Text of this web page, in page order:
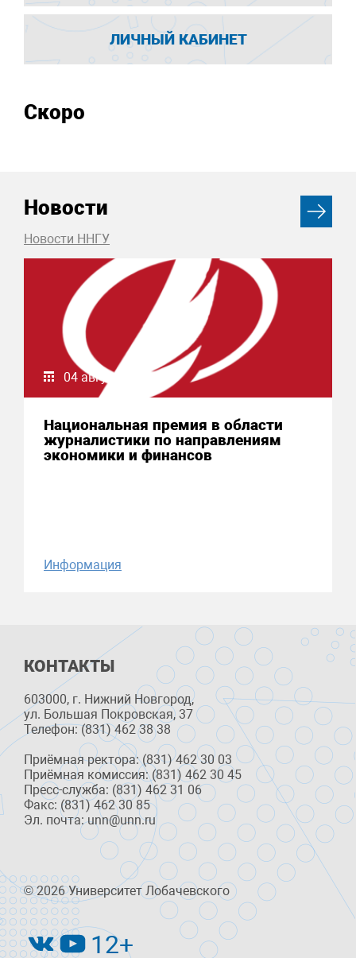
ЛИЧНЫЙ КАБИНЕТ
Скоро
Новости
Новости ННГУ
04 августа 2026
Национальная премия в области
журналистики по направлениям
экономики и финансов
Информация
КОНТАКТЫ
603000, г. Нижний Новгород,
ул. Большая Покровская, 37
Телефон: (831) 462 38 38
Приёмная ректора: (831) 462 30 03
Приёмная комиссия: (831) 462 30 45
Пресс-служба: (831) 462 31 06
Факс: (831) 462 30 85
Эл. почта: unn@unn.ru
© 2026 Университет Лобачевского
12+